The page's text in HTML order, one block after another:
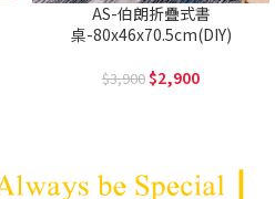
AS-伯朗折疊式書
桌-80x46x70.5cm(DIY)
3,900 2,900